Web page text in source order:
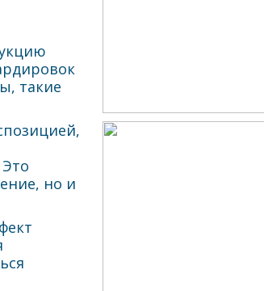
такие
но и